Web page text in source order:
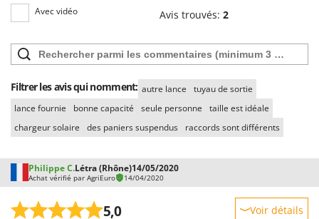
Stiga
Sunseeker
T
Tecla
TecnoGen
Tellarini Pompe
Telwin
Tenco
Tineco
Avec vidéo Avis trouvés: 2
Filtrer les avis qui nomment: autre lance
tuyau de sortie
lance fournie
bonne capacité seule personne
taille est idéale
chargeur solaire
des paniers suspendus raccords sont différents
Philippe C.Létra (Rhône)14/05/2020
Achat vérifié par AgriEuro 14/04/2020
5,0 Voir détails